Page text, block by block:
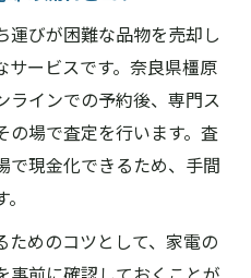
運びが困難な品物を売却し
サービスです。奈良県橿原
ラインでの予約後、専門ス
の場で査定を行います。査
で現金化できるため、手間
ためのコツとして、家電の